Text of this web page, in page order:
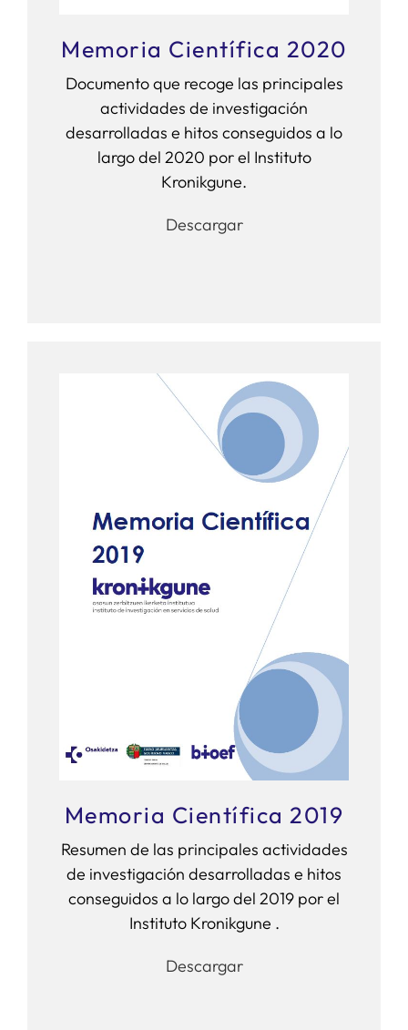
Memoria Científica 2020
Documento que recoge las principales
actividades de investigación
desarrolladas e hitos conseguidos a lo
largo del 2020 por el Instituto
Kronikgune.
Descargar
Memoria Científica 2019
Resumen de las principales actividades
de investigación desarrolladas e hitos
conseguidos a lo largo del 2019 por el
Instituto Kronikgune .
Descargar